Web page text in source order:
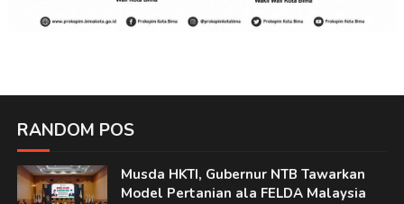
RANDOM POS
Musda HKTI, Gubernur NTB Tawarkan
Model Pertanian ala FELDA Malaysia